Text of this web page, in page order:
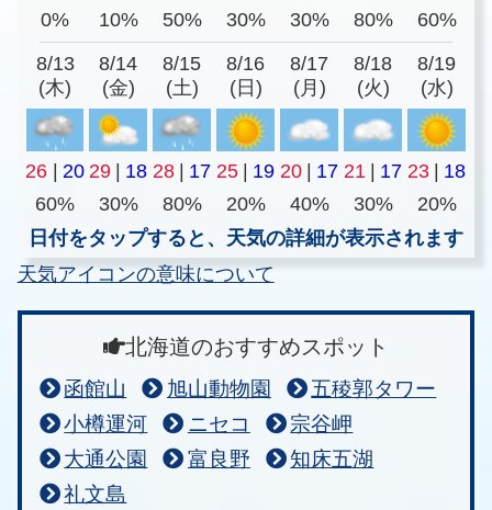
0%
10% 50% 30% 30% 80% 60%
8/13
(木)
8/14
(金)
8/15
(土)
8/16
(日)
8/17
(月)
8/18
(火)
8/19
(水)
26 20 29 18 28 17 25 19 20 17 21 17 23
18
60%
30% 80% 20% 40% 30%
20%
日付をタップすると、天気の詳細が表示されます
天気アイコンの意味について
北海道のおすすめスポット
函館山 旭山動物園
五稜郭タワー
小樽運河
ニセコ
宗谷岬
大通公園
富良野
知床五湖
礼文島